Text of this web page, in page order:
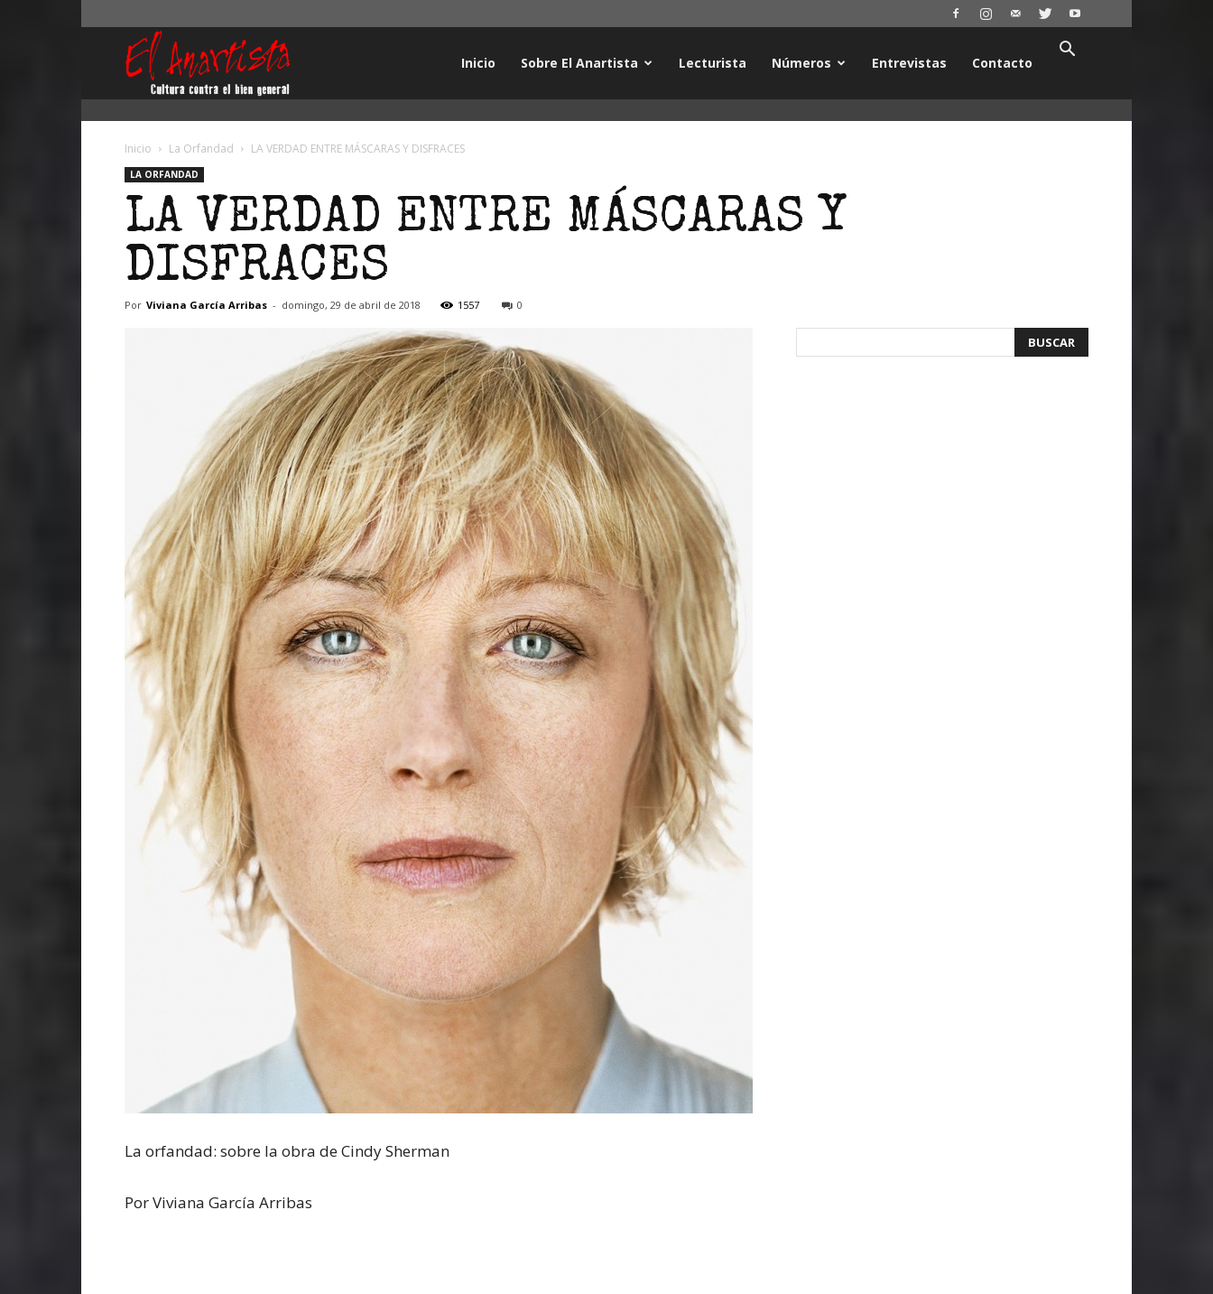
Inicio Sobre El Anartista Lecturista Números Entrevistas Contacto
Inicio La Orfandad LA VERDAD ENTRE MÁSCARAS Y DISFRACES
LA ORFANDAD
LA VERDAD ENTRE MÁSCARAS Y
DISFRACES
Por Viviana García Arribas - domingo, 29 de abril de 2018 1557 0
La orfandad: sobre la obra de Cindy Sherman
Por Viviana García Arribas